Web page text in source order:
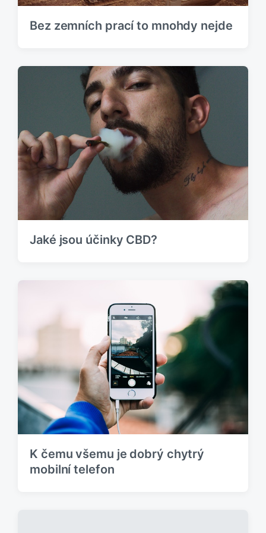
k
Bez zemních prací to mnohdy nejde
Jaké jsou účinky CBD?
K čemu všemu je dobrý chytrý
mobilní telefon